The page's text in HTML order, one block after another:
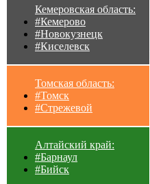
Кемеровская область:
#Кемерово
#Новокузнецк
#Киселевск
Томская область:
#Томск
#Стрежевой
Алтайский край:
#Барнаул
#Бийск